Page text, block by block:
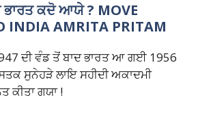
ਭਾਰਤ ਕਦੋ ਆਯੇ ? MOVE
INDIA AMRITA PRITAM
ਦੀ ਵੰਡ ਤੋਂ ਬਾਦ ਭਾਰਤ ਆ ਗਈ 1956
ਸੁਨੇਹੜੇ ਲਾਇ ਸਹੀਦੀ ਅਕਾਦਮੀ
ਕੀਤਾ ਗਯਾ !